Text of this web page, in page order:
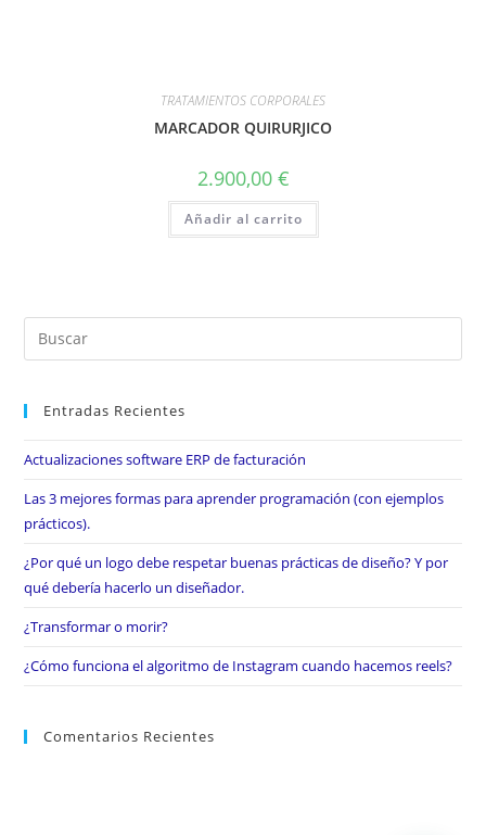
TRATAMIENTOS CORPORALES
MARCADOR QUIRURJICO
2.900,00 €
Añadir al carrito
Entradas Recientes
Actualizaciones software ERP de facturación
Las 3 mejores formas para aprender programación (con ejemplos
prácticos).
¿Por qué un logo debe respetar buenas prácticas de diseño? Y por
qué debería hacerlo un diseñador.
¿Transformar o morir?
¿Cómo funciona el algoritmo de Instagram cuando hacemos reels?
Comentarios Recientes